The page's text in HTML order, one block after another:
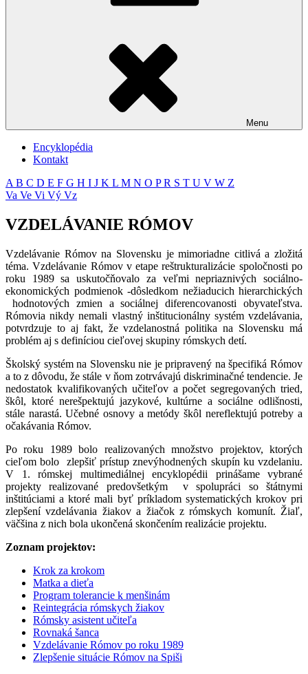
Menu
Encyklopédia
Kontakt
A B C D E F G H I J K L M N O PR S T U V W Z
Va Ve Vi Vý Vz
VZDELÁVANIE RÓMOV
Vzdelávanie Rómov na Slovensku je mimoriadne citlivá a zložitá
téma. Vzdelávanie Rómov v etape reštrukturalizácie spoločnosti po
roku 1989 sa uskutočňovalo za veľmi nepriaznivých sociálno-
ekonomických podmienok -dôsledkom nežiaducich hierarchických
hodnotových zmien a sociálnej diferencovanosti obyvateľstva.
Rómovia nikdy nemali vlastný inštitucionálny systém vzdelávania,
potvrdzuje to aj fakt, že vzdelanostná politika na Slovensku má
problém aj s definíciou cieľovej skupiny rómskych detí.
Školský systém na Slovensku nie je pripravený na špecifiká Rómov
a to z dôvodu, že stále v ňom zotrvávajú diskriminačné tendencie. Je
nedostatok kvalifikovaných učiteľov a počet segregovaných tried,
škôl, ktoré nerešpektujú jazykové, kultúrne a sociálne odlišnosti,
stále narastá. Učebné osnovy a metódy škôl nereflektujú potreby a
očakávania Rómov.
Po roku 1989 bolo realizovaných množstvo projektov, ktorých
cieľom bolo zlepšiť prístup znevýhodnených skupín ku vzdelaniu.
V 1. rómskej multimediálnej encyklopédii prinášame vybrané
projekty realizované predovšetkým v spolupráci so štátnymi
inštitúciami a ktoré mali byť príkladom systematických krokov pri
zlepšení vzdelávania žiakov a žiačok z rómskych komunít. Žiaľ,
väčšina z nich bola ukončená skončením realizácie projektu.
Zoznam projektov:
Krok za krokom
Matka a dieťa
Program tolerancie k menšinám
Reintegrácia rómskych žiakov
Rómsky asistent učiteľa
Rovnaká šanca
Vzdelávanie Rómov po roku 1989
Zlepšenie situácie Rómov na Spiši